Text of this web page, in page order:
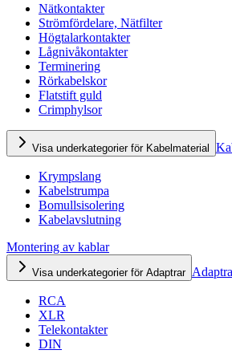
Nätkontakter
Strömfördelare, Nätfilter
Högtalarkontakter
Lågnivåkontakter
Terminering
Rörkabelskor
Flatstift guld
Crimphylsor
Visa underkategorier för Kabelmaterial
Krympslang
Kabelstrumpa
Bomullsisolering
Kabelavslutning
Montering av kablar
Visa underkategorier för Adaptrar
RCA
XLR
Telekontakter
DIN